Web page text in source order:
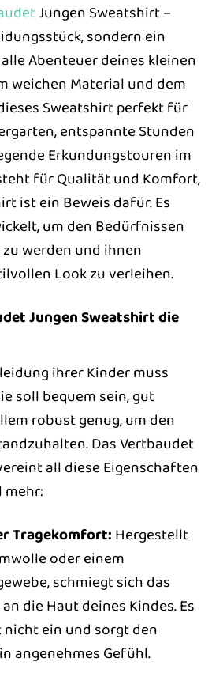
Jungen Sweatshirt –
sondern ein
Abenteuer deines kleinen
weichen Material und dem
Sweatshirt perfekt für
entspannte Stunden
Erkundungstouren im
für Qualität und Komfort,
ist ein Beweis dafür. Es
um den Bedürfnissen
werden und ihnen
Look zu verleihen.
Jungen Sweatshirt die
ihrer Kinder muss
soll bequem sein, gut
robust genug, um den
Das Vertbaudet
all diese Eigenschaften
Tragekomfort: Hergestellt
oder einem
schmiegt sich das
die Haut deines Kindes. Es
ein und sorgt den
angenehmes Gefühl.